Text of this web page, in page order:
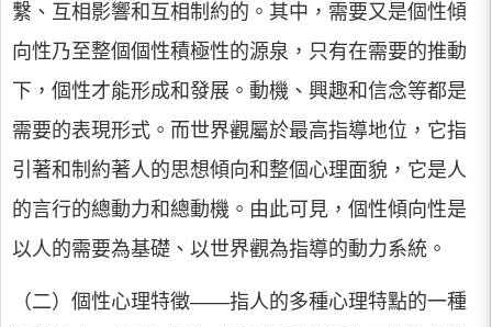
繫、互相影響和互相制約的。其中，需要又是個性傾
向性乃至整個個性積極性的源泉，只有在需要的推動
下，個性才能形成和發展。動機、興趣和信念等都是
需要的表現形式。而世界觀屬於最高指導地位，它指
引著和制約著人的思想傾向和整個心理面貌，它是人
的言行的總動力和總動機。由此可見，個性傾向性是
以人的需要為基礎、以世界觀為指導的動力系統。
（二）個性心理特徵——指人的多種心理特點的一種